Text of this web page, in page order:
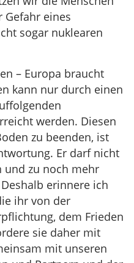
Gefahr eines
sogar nuklearen
– Europa braucht
kann nur durch einen
werden. Diesen
zu beenden, ist
Er darf nicht
und zu noch mehr
erinnere ich
ihr von der
dem Frieden
sie daher mit
mit unseren